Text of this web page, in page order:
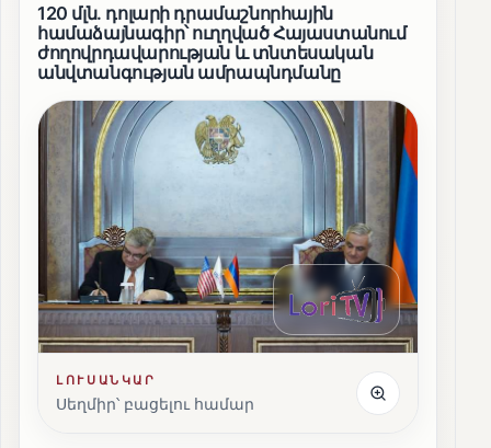
120 մլն. դոլարի դրամաշնորհային
համաձայնագիր՝ ուղղված Հայաստանում
ժողովրդավարության և տնտեսական
անվտանգության ամրապնդմանը
ԼՈՒՍԱՆԿԱՐ
Սեղմիր՝ բացելու համար